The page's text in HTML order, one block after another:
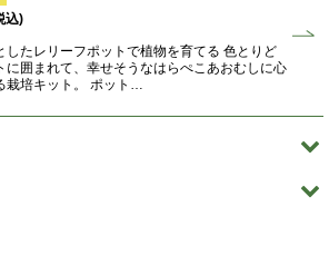
込)
したレリーフポットで植物を育てる 色とりど
に囲まれて、幸せそうなはらぺこあおむしに心
栽培キット。 ポット…